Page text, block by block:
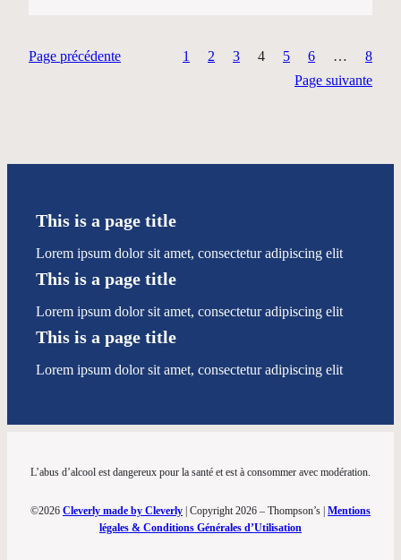
Page précédente 1 2 3 4 5 6 …
8
Page suivante
This is a page title
Lorem ipsum dolor sit amet, consectetur adipiscing elit
This is a page title
Lorem ipsum dolor sit amet, consectetur adipiscing elit
This is a page title
Lorem ipsum dolor sit amet, consectetur adipiscing elit
L’abus d’alcool est dangereux pour la santé et est à consommer avec modération.
©2026 Cleverly made by Cleverly | Copyright 2026 – Thompson’s | Mentions
légales & Conditions Générales d’Utilisation